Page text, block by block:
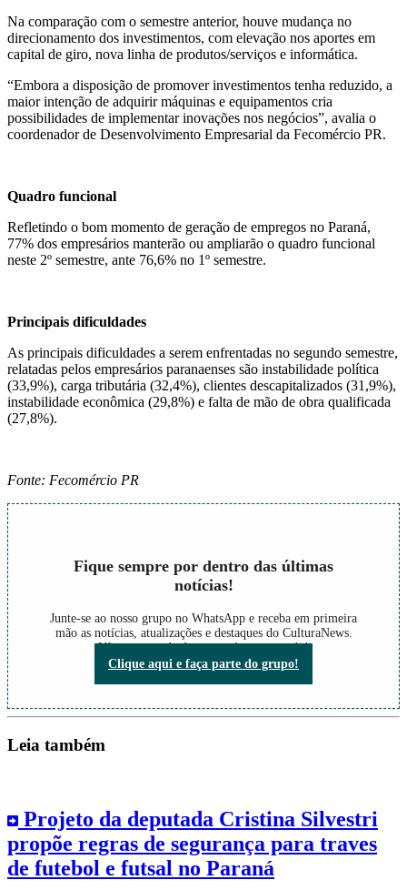
Na comparação com o semestre anterior, houve mudança no
direcionamento dos investimentos, com elevação nos aportes em
capital de giro, nova linha de produtos/serviços e informática.
“Embora a disposição de promover investimentos tenha reduzido, a
maior intenção de adquirir máquinas e equipamentos cria
possibilidades de implementar inovações nos negócios”, avalia o
coordenador de Desenvolvimento Empresarial da Fecomércio PR.
Quadro funcional
Refletindo o bom momento de geração de empregos no Paraná,
77% dos empresários manterão ou ampliarão o quadro funcional
neste 2º semestre, ante 76,6% no 1º semestre.
Principais dificuldades
As principais dificuldades a serem enfrentadas no segundo semestre,
relatadas pelos empresários paranaenses são instabilidade política
(33,9%), carga tributária (32,4%), clientes descapitalizados (31,9%),
instabilidade econômica (29,8%) e falta de mão de obra qualificada
(27,8%).
Fonte: Fecomércio PR
Fique sempre por dentro das últimas
notícias!
Junte-se ao nosso grupo no WhatsApp e receba em primeira
mão as notícias, atualizações e destaques do CulturaNews.
Não perca nada do que está acontecendo!
Clique aqui e faça parte do grupo!
Leia também
Projeto da deputada Cristina Silvestri
propõe regras de segurança para traves
de futebol e futsal no Paraná